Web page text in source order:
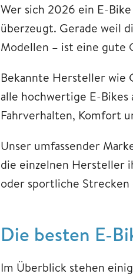
Wer sich 2026 ein E-
überzeugt. Gerade weil
Modellen – ist eine gute
Bekannte Hersteller wie
alle hochwertige E-
Fahrverhalten, Komfort
Unser umfassender
die einzelnen Hersteller
oder sportliche Strecken
Die besten E-
Im Überblick stehen